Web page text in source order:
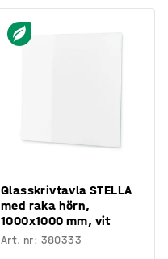
Glasskrivtavla STELLA
med raka hörn,
1000x1000 mm, vit
Art. nr: 380333